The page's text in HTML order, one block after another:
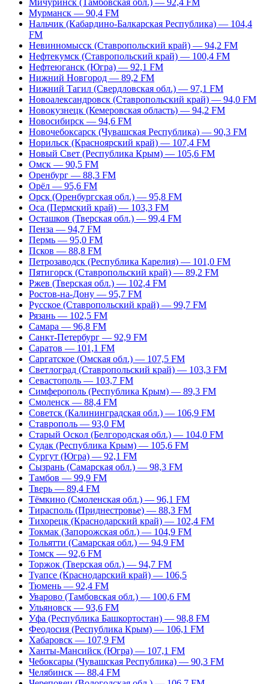
Мичуринск (Тамбовская обл.) — 92,4 FM
Мурманск — 90,4 FM
Нальчик (Кабардино-Балкарская Республика) — 104,4
FM
Невинномысск (Ставропольский край) — 94,2 FM
Нефтекумск (Ставропольский край) — 100,4 FM
Нефтеюганск (Югра) — 92,1 FM
Нижний Новгород — 89,2 FM
Нижний Тагил (Свердловская обл.) — 97,1 FM
Новоалександровск (Ставропольский край) — 94,0 FM
Новокузнецк (Кемеровская область) — 94,2 FM
Новосибирск — 94,6 FM
Новочебоксарск (Чувашская Республика) — 90,3 FM
Норильск (Красноярский край) — 107,4 FM
Новый Свет (Республика Крым) — 105,6 FM
Омск — 90,5 FM
Оренбург — 88,3 FM
Орёл — 95,6 FM
Орск (Оренбургская обл.) — 95,8 FM
Оса (Пермский край) — 103,3 FM
Осташков (Тверская обл.) — 99,4 FM
Пенза — 94,7 FM
Пермь — 95,0 FM
Псков — 88,8 FM
Петрозаводск (Республика Карелия) — 101,0 FM
Пятигорск (Ставропольский край) — 89,2 FM
Ржев (Тверская обл.) — 102,4 FM
Ростов-на-Дону — 95,7 FM
Русское (Ставропольский край) — 99,7 FM
Рязань — 102,5 FM
Самара — 96,8 FM
Санкт-Петербург — 92,9 FM
Саратов — 101,1 FM
Саргатское (Омская обл.) — 107,5 FM
Светлоград (Ставропольский край) — 103,3 FM
Севастополь — 103,7 FM
Симферополь (Республика Крым) — 89,3 FM
Смоленск — 88,4 FM
Советск (Калининградская обл.) — 106,9 FM
Ставрополь — 93,0 FM
Старый Оскол (Белгородская обл.) — 104,0 FM
Судак (Республика Крым) — 105,6 FM
Сургут (Югра) — 92,1 FM
Сызрань (Самарская обл.) — 98,3 FM
Тамбов — 99,9 FM
Тверь — 89,4 FM
Тёмкино (Смоленская обл.) — 96,1 FM
Тирасполь (Приднестровье) — 88,3 FM
Тихорецк (Краснодарский край) — 102,4 FM
Токмак (Запорожская обл.) — 104,9 FM
Тольятти (Самарская обл.) — 94,9 FM
Томск — 92,6 FM
Торжок (Тверская обл.) — 94,7 FM
Туапсе (Краснодарский край) — 106,5
Тюмень — 92,4 FM
Уварово (Тамбовская обл.) — 100,6 FM
Ульяновск — 93,6 FM
Уфа (Республика Башкортостан) — 98,8 FM
Феодосия (Республика Крым) — 106,1 FM
Хабаровск — 107,9 FM
Ханты-Мансийск (Югра) — 107,1 FM
Чебоксары (Чувашская Республика) — 90,3 FM
Челябинск — 88,4 FM